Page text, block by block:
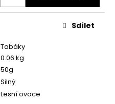
Tabáky
0.06 kg
50g
Silný
Lesní ovoce
Sdílet